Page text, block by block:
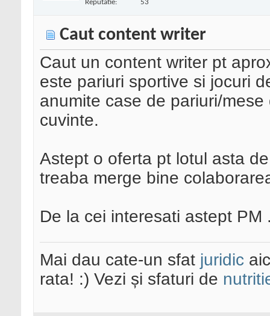
Reputatie: 53
Caut content writer
Caut un content writer pt
este pariuri sportive si jocuri
anumite case de pariuri/
cuvinte.
Astept o oferta pt lotul asta
treaba merge bine
De la cei interesati astept PM
Mai dau cate-un sfat juridic
rata! :) Vezi și sfaturi de